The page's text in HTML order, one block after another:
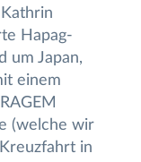
Hapag-
um Japan,
einem
(welche wir
in